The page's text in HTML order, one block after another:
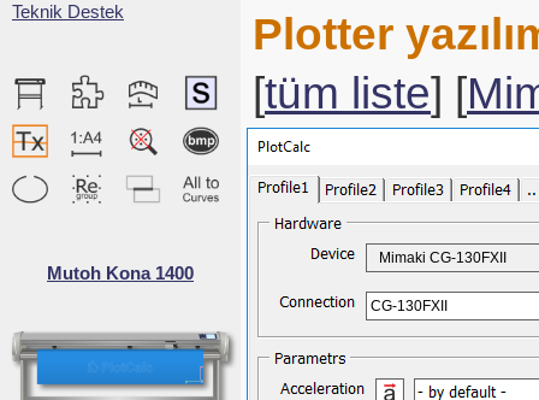
Teknik Destek
Mutoh Kona 1400
Plotter
[tüm liste] [
Mimaki CG-130FXII
CG-130FXII